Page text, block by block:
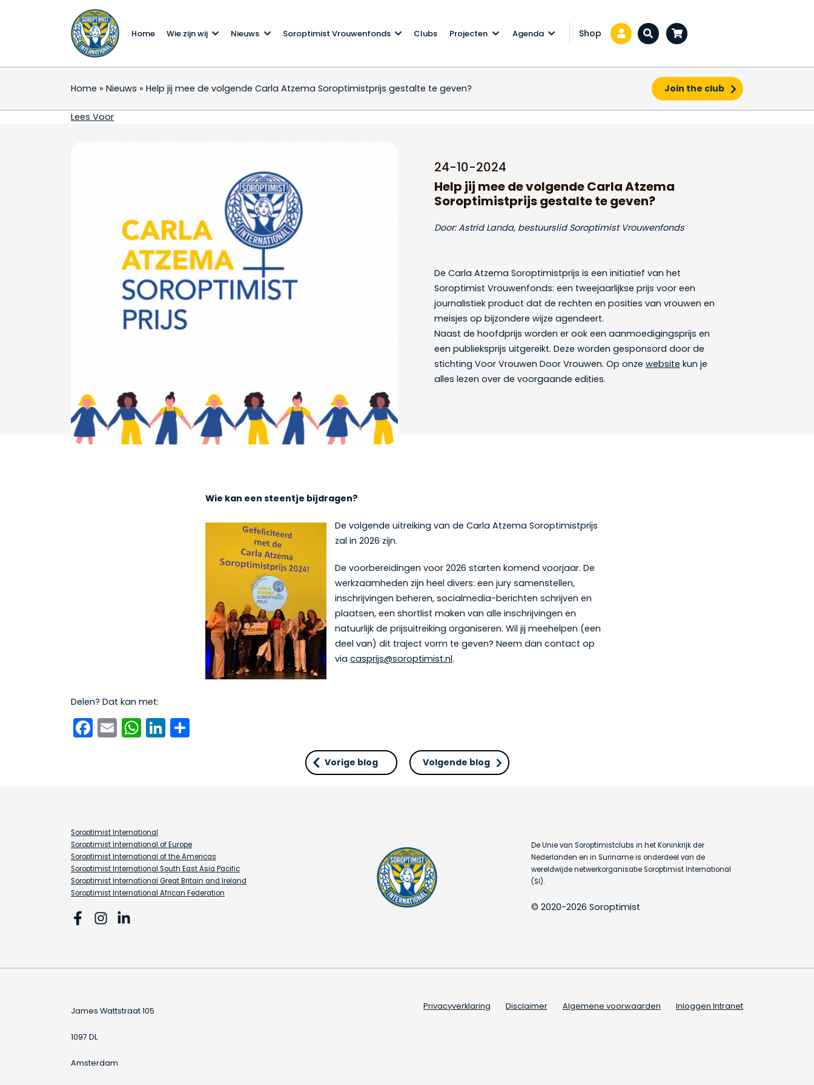
Home Wie zijn wij Nieuws Soroptimist Vrouwenfonds Clubs Projecten Agenda Shop Zoeken...
Home » Nieuws » Help jij mee de volgende Carla Atzema Soroptimistprijs gestalte te geven? Join the club
Help jij mee de volgende Carla Atzema Soroptimistprijs gestalte te
Lees Voor
24-10-2024
Help jij mee de volgende Carla Atzema
Soroptimistprijs gestalte te geven?
Door: Astrid Landa, bestuurslid Soroptimist Vrouwenfonds
De Carla Atzema Soroptimistprijs is een initiatief van het
Soroptimist Vrouwenfonds: een tweejaarlijkse prijs voor een
journalistiek product dat de rechten en posities van vrouwen en
meisjes op bijzondere wijze agendeert.
Naast de hoofdprijs worden er ook een aanmoedigingsprijs en
een publieksprijs uitgereikt. Deze worden gesponsord door de
stichting Voor Vrouwen Door Vrouwen. Op onze website kun je
alles lezen over de voorgaande edities.
Wie kan een steentje bijdragen?
De volgende uitreiking van de Carla Atzema Soroptimistprijs
zal in 2026 zijn.
De voorbereidingen voor 2026 starten komend voorjaar. De
werkzaamheden zijn heel divers: een jury samenstellen,
inschrijvingen beheren, socialmedia-berichten schrijven en
plaatsen, een shortlist maken van alle inschrijvingen en
natuurlijk de prijsuitreiking organiseren. Wil jij meehelpen (een
deel van) dit traject vorm te geven? Neem dan contact op
viacasprijs@soroptimist.nl.
Delen? Dat kan met:
Facebook
EmailWhatsApp
LinkedIn
Vorige blog Volgende blog
Soroptimist International
Soroptimist International of Europe
Soroptimist International of the Americas
Soroptimist International South East Asia Pacific
Soroptimist International Great Britain and Ireland
Soroptimist International African Federation
De Unie van Soroptimistclubs in het Koninkrijk der
Nederlanden en in Suriname is onderdeel van de
wereldwijde netwerkorganisatie Soroptimist International
(SI).
© 2020-2026 Soroptimist
James Wattstraat 105
1097 DL
Amsterdam
Privacyverklaring Disclaimer Algemene voorwaarden Inloggen Intranet